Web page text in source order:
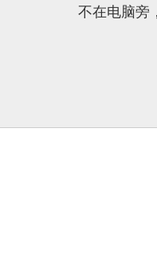
不在电脑旁